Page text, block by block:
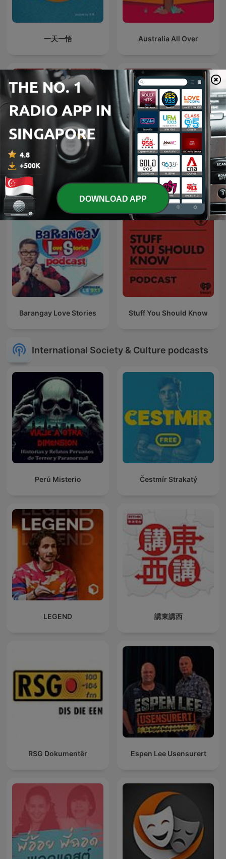
一天一悟 Australia All Over
Papa Dudut Stories TED Talks Daily
Barangay Love Stories Stuff You Should Know
International Society & Culture podcasts
Perú Misterio Čestmír Strakatý
LEGEND 講東講西
RSG Dokumentêr Espen Lee Usensurert
DOWNLOAD APP